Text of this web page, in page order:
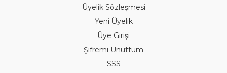
Üyelik Sözleşmesi
Yeni Üyelik
Üye Girişi
Şifremi Unuttum
SSS